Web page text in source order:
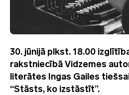
30. jūnijā plkst. 18.00
rakstniecībā Vidzemes
literātes Ingas Gailes
“Stāsts, ko izstāstīt”.